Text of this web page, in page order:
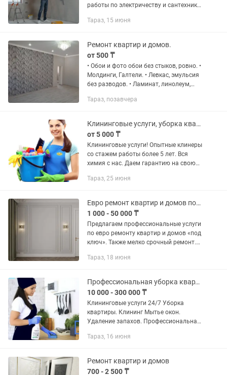
работы по электричеству и сантехнике
цены договорные на объем скидка.
Тараз, 15 июня
Ремонт квартир и домов.
от 500 ₸
• Обои и фото обои без стыков, ровно. •
Молдинги, Галтели. • Левкас, эмульсия
без разводов. • Ламинат, линолеум,
Работаем аккуратно, быстро и
Тараз, позавчера
Клининговые услуги, уборка квартир, домов, офисов и т.д
от 5 000 ₸
Клининговые услуги! Опытные клинеры
со стажем работы более 5 лет. Вся
химия с нас. Даем гарантию на свою
Уборка квартир, домов/офисов,
Тараз, 25 июня
Евро ремонт квартир и домов под ключ
1 000 - 50 000 ₸
Предлагаем профессиональные услуги
по евро ремонту квартир и домов «под
ключ». Также мелко срочный ремонт.
любой сложности: — Демонтаж и
Тараз, 18 июня
Профессиональная уборка квартир и домов
10 000 - 300 000 ₸
Клининговые услуги 24/7 Уборка
квартиры. Клининг Мытье окон.
Удаление запахов. Профессиональная
Все клинеры с опытом. Оплата после
Тараз, 16 июня
Ремонт квартир и домов
700 - 2 500 ₸